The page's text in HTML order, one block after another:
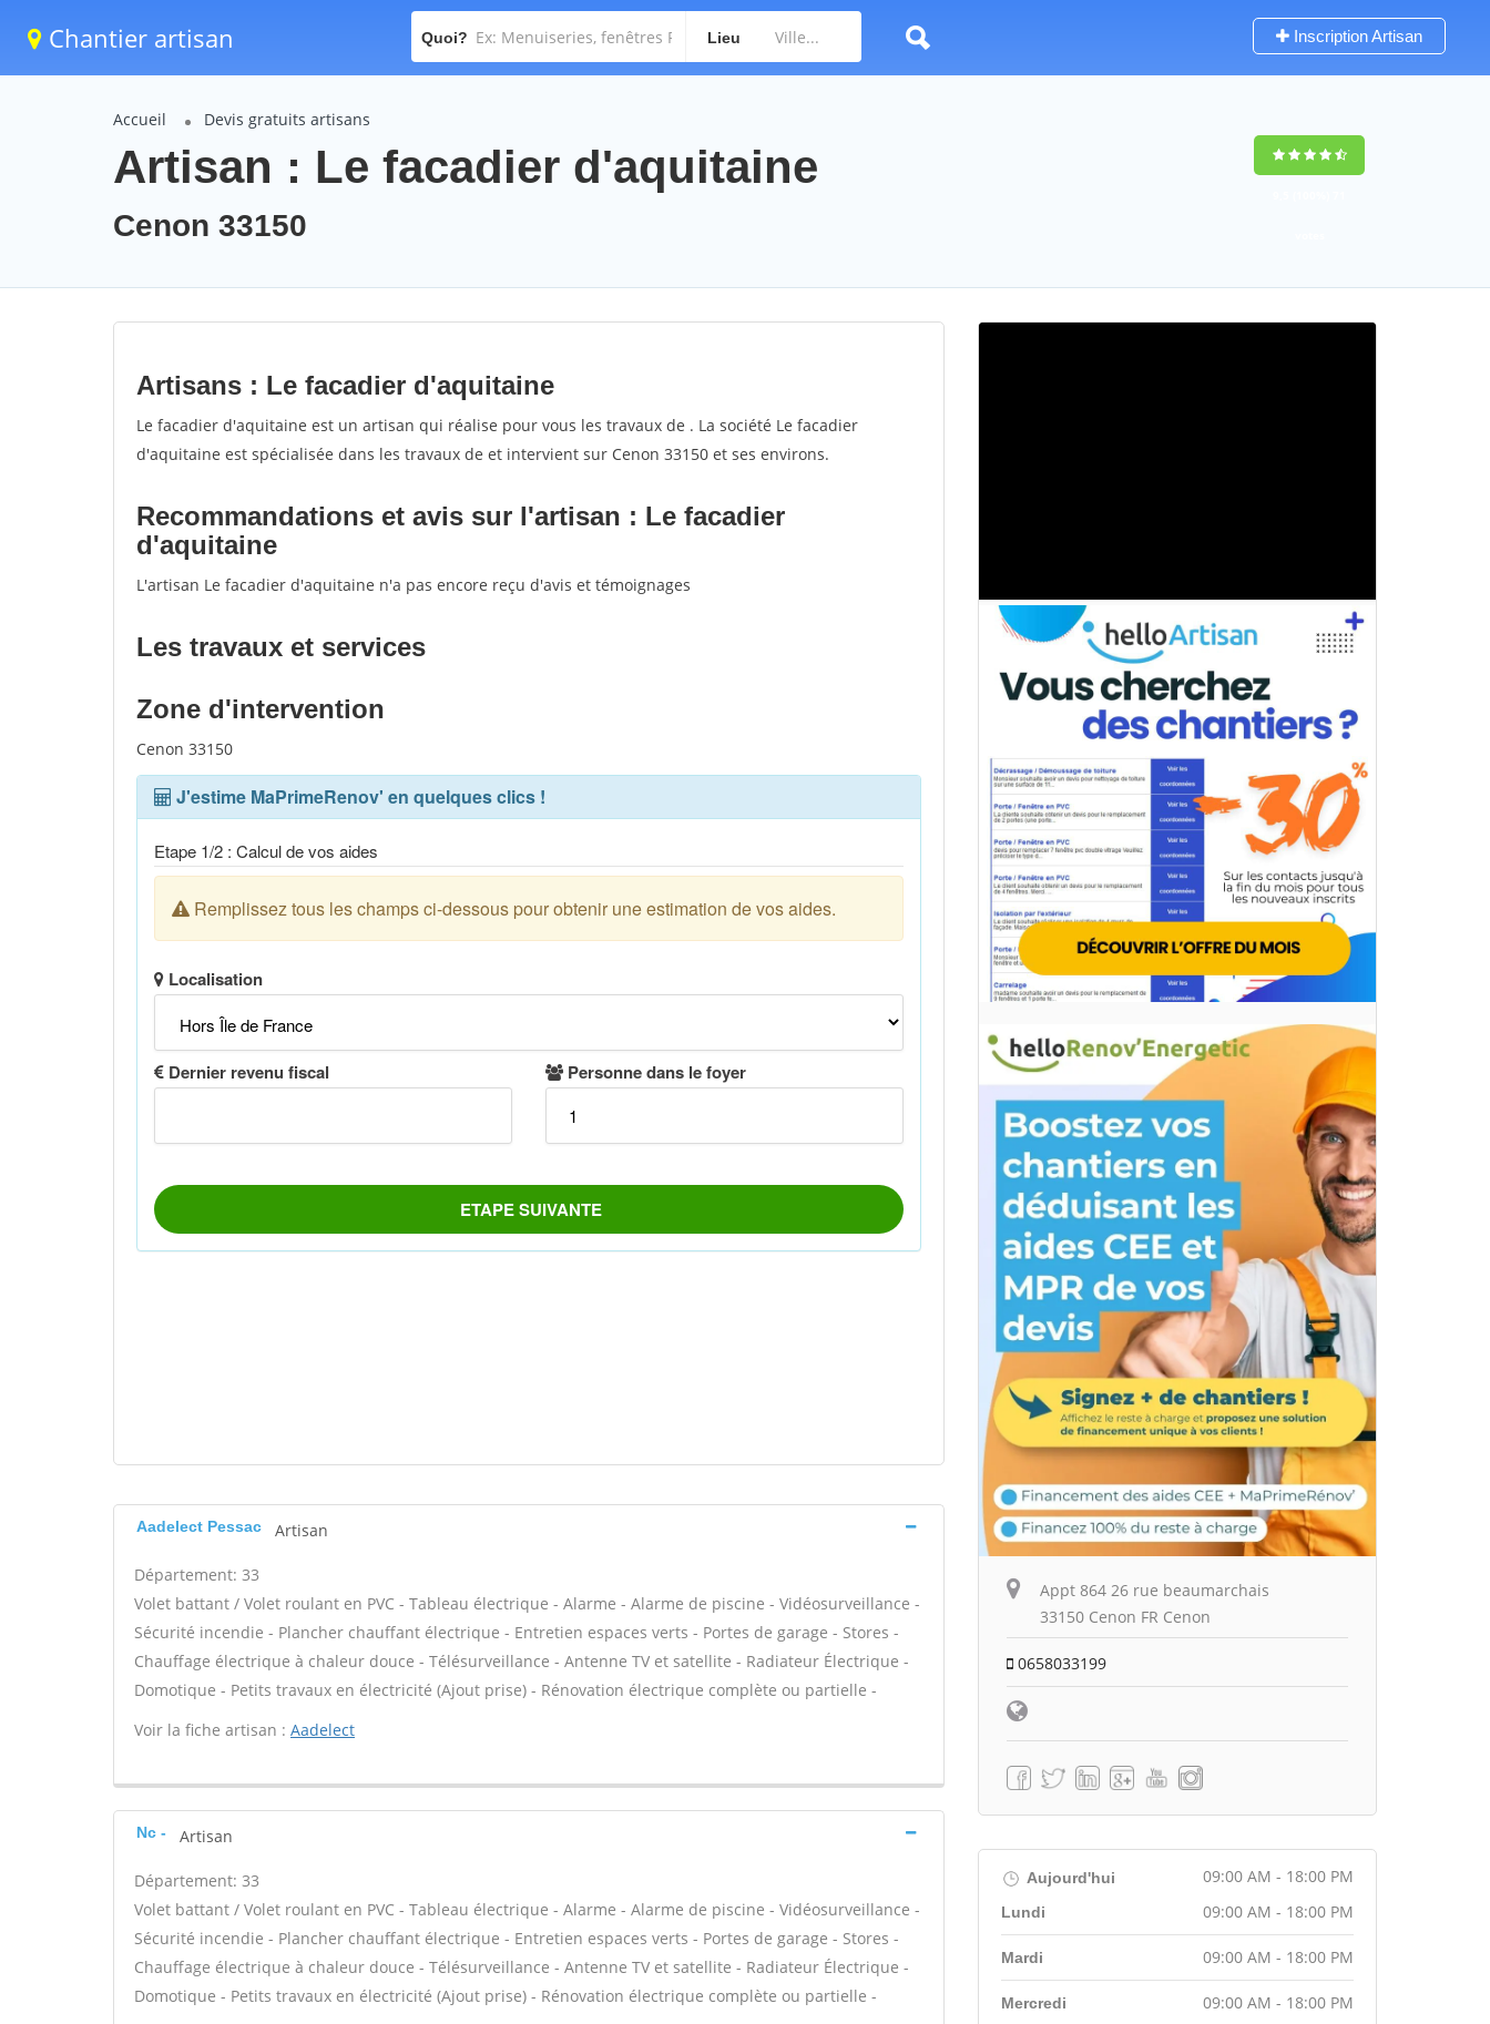
Chantier artisan Quoi? Lieu Inscription Artisan
Accueil Devis gratuits artisans
Artisan : Le facadier d'aquitaine
Cenon 33150
Artisans : Le facadier d'aquitaine
Le facadier d'aquitaine est un artisan qui réalise pour vous les travaux de . La société Le facadier
d'aquitaine est spécialisée dans les travaux de et intervient sur Cenon 33150 et ses environs.
Recommandations et avis sur l'artisan : Le facadier
d'aquitaine
L'artisan Le facadier d'aquitaine n'a pas encore reçu d'avis et témoignages
Les travaux et services
Zone d'intervention
Cenon 33150
Aadelect Pessac Artisan
Département: 33
Volet battant / Volet roulant en PVC - Tableau électrique - Alarme - Alarme de piscine - Vidéosurveillance -
Sécurité incendie - Plancher chauffant électrique - Entretien espaces verts - Portes de garage - Stores -
Chauffage électrique à chaleur douce - Télésurveillance - Antenne TV et satellite - Radiateur Électrique -
Domotique - Petits travaux en électricité (Ajout prise) - Rénovation électrique complète ou partielle -
Voir la fiche artisan : Aadelect
Nc - Artisan
Département: 33
Volet battant / Volet roulant en PVC - Tableau électrique - Alarme - Alarme de piscine - Vidéosurveillance -
Sécurité incendie - Plancher chauffant électrique - Entretien espaces verts - Portes de garage - Stores -
Chauffage électrique à chaleur douce - Télésurveillance - Antenne TV et satellite - Radiateur Électrique -
Domotique - Petits travaux en électricité (Ajout prise) - Rénovation électrique complète ou partielle -
Appt 864 26 rue beaumarchais
33150 Cenon FR Cenon
0658033199
Aujourd'hui 09:00 AM - 18:00 PM
Lundi 09:00 AM - 18:00 PM
Mardi 09:00 AM - 18:00 PM
Mercredi 09:00 AM - 18:00 PM